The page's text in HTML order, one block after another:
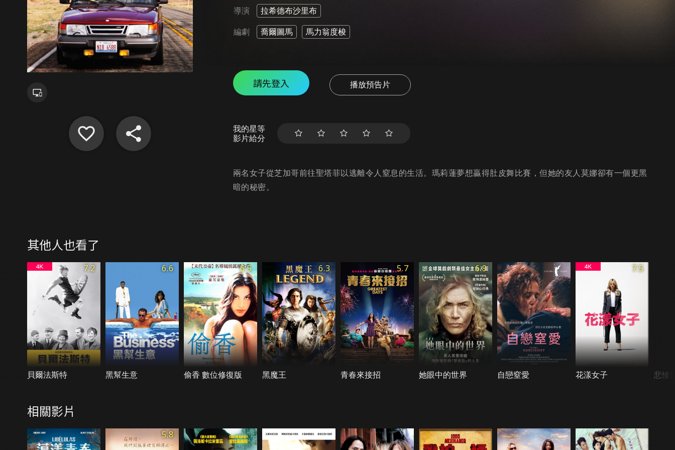
導演 拉希德布沙里布
編劇 喬爾圖馬 馬力翁度梭
請先登入 播放預告片
我的星等
影片給分
兩名女子從芝加哥前往聖塔菲以逃離令人窒息的生活。瑪莉蓮夢想贏得肚皮舞比賽，但她的友人莫娜卻有一個更黑
暗的秘密。
其他人也看了
7.2
貝爾法斯特
6.6
黑幫生意
6.5
偷香 數位修復版
6.3
黑魔王
5.7
青春來接招
6.9
她眼中的世界 自戀窒愛
7.5
花漾女子 悲慘
相關影片
5.8